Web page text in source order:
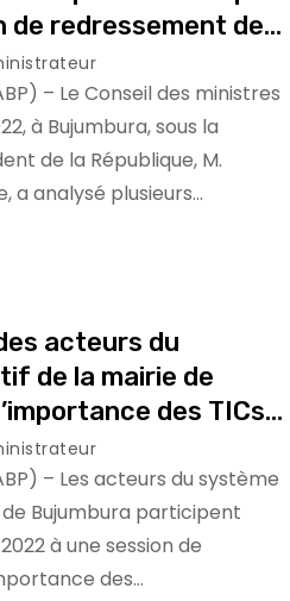
de redressement de
– Le Conseil des ministres
à Bujumbura, sous la
de la République, M.
a analysé plusieurs…
acteurs du
de la mairie de
des TICs
– Les acteurs du système
Bujumbura participent
à une session de
des…